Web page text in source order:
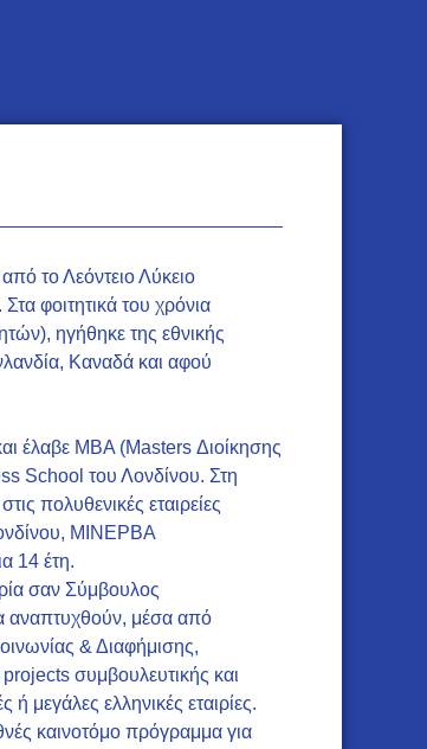
το Λεόντειο Λύκειο
φοιτητικά του χρόνια
ηγήθηκε της εθνικής
Καναδά και αφού
έλαβε MBΑ (Masters Διοίκησης
School του Λονδίνου. Στη
πολυθενικές εταιρείες
ΜΙΝΕΡΒΑ
14 έτη.
σαν Σύμβουλος
αναπτυχθούν, μέσα από
& Διαφήμισης,
συμβουλευτικής και
μεγάλες ελληνικές εταιρίες.
καινοτόμο πρόγραμμα για